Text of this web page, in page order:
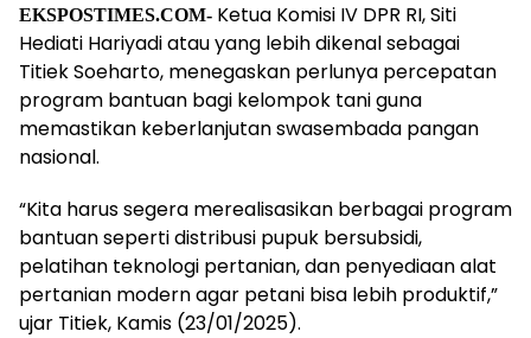
EKSPOSTIMES.COM- Ketua Komisi IV DPR RI, Siti
Hediati Hariyadi atau yang lebih dikenal sebagai
Titiek Soeharto, menegaskan perlunya percepatan
program bantuan bagi kelompok tani guna
memastikan keberlanjutan swasembada pangan
nasional.
“Kita harus segera merealisasikan berbagai program
bantuan seperti distribusi pupuk bersubsidi,
pelatihan teknologi pertanian, dan penyediaan alat
pertanian modern agar petani bisa lebih produktif,”
ujar Titiek, Kamis (23/01/2025).